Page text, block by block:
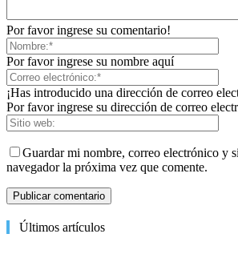
Por favor ingrese su comentario!
Por favor ingrese su nombre aquí
¡Has introducido una dirección de correo
Por favor ingrese su dirección de correo
Guardar mi nombre, correo electrónico y
navegador la próxima vez que comente.
Últimos artículos